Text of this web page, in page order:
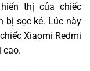
thị của chiếc
bị sọc kẻ. Lúc này
Xiaomi Redmi
cao.